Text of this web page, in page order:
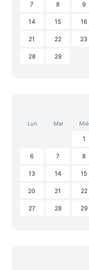
7 8 9
14 15 16
21 22 23
28 29
Lun Mar Mié
1
6 7 8
13 14 15
20 21 22
27 28 29